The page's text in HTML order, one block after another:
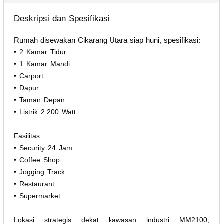
Deskripsi dan Spesifikasi
Rumah disewakan Cikarang Utara siap huni, spesifikasi:
• 2 Kamar Tidur
• 1 Kamar Mandi
• Carport
• Dapur
• Taman Depan
• Listrik 2.200 Watt
Fasilitas:
• Security 24 Jam
• Coffee Shop
• Jogging Track
• Restaurant
• Supermarket
Lokasi strategis dekat kawasan industri MM2100,